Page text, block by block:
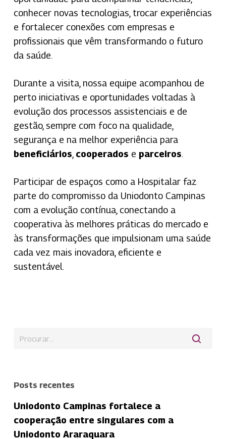
conhecer novas tecnologias, trocar experiências
e fortalecer conexões com empresas e
profissionais que vêm transformando o futuro
da saúde.
Durante a visita, nossa equipe acompanhou de
perto iniciativas e oportunidades voltadas à
evolução dos processos assistenciais e de
gestão, sempre com foco na qualidade,
segurança e na melhor experiência para
beneficiários cooperados e parceiros.
Participar de espaços como a Hospitalar faz
parte do compromisso da Uniodonto Campinas
com a evolução contínua, conectando a
cooperativa às melhores práticas do mercado e
às transformações que impulsionam uma saúde
cada vez mais inovadora, eficiente e
sustentável.
Posts recentes
Uniodonto Campinas fortalece a
cooperação entre singulares com a
Uniodonto Araraquara